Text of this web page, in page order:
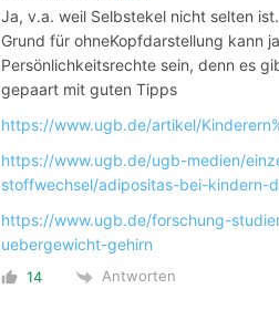
Ja, v.a. weil Selbstekel nicht selten ist.
Grund für ohneKopfdarstellung kann
Persönlichkeitsrechte sein, denn es
gepaart mit guten Tipps
https://www.ugb.de/artikel/
https://www.ugb.de/ugb-medien/
stoffwechsel/adipositas-bei-kindern-
https://www.ugb.de/forschung-
uebergewicht-gehirn
14 Antworten